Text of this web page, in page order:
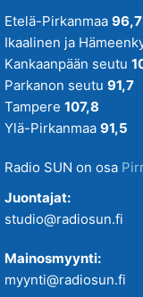
Etelä-Pirkanmaa 96,7
Ikaalinen ja
Kankaanpään seutu
Parkanon seutu 91,7
Tampere 107,8
Ylä-Pirkanmaa 91,5
Radio SUN on osa
Juontajat:
studio@radiosun.fi
Mainosmyynti:
myynti@radiosun.fi